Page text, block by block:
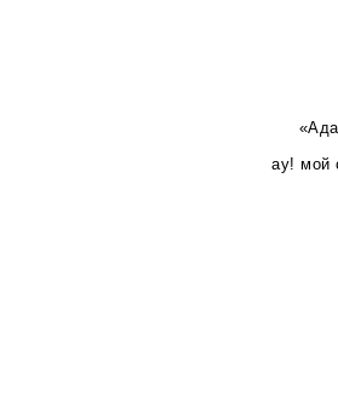
ау! мой